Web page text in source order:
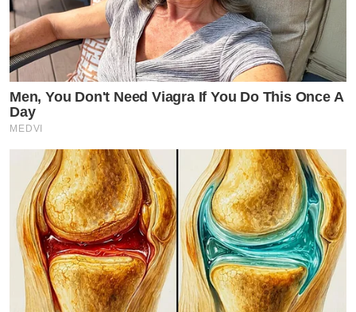
Men, You Don't Need Viagra If You Do This Once A
Day
MEDVI